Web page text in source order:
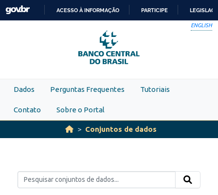
Skip to main content
PARA
O
CONTEÚDO
ACESSO À INFORMAÇÃO PARTICIPE
ENGLISH
Dados Perguntas Frequentes Tutoriais
Contato Sobre o Portal
Conjuntos de dados